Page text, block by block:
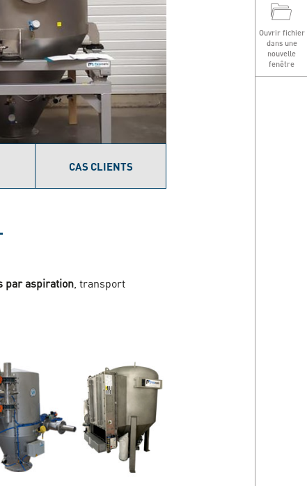
Ouvrir fichier
dans une
nouvelle
fenêtre
CAS CLIENTS
par aspiration , transport